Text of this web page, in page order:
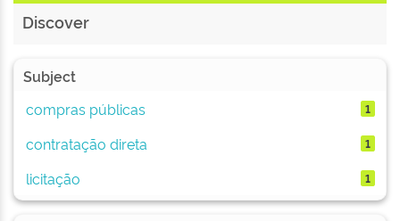
Discover
Subject
compras públicas
1
contratação direta 1
licitação 1